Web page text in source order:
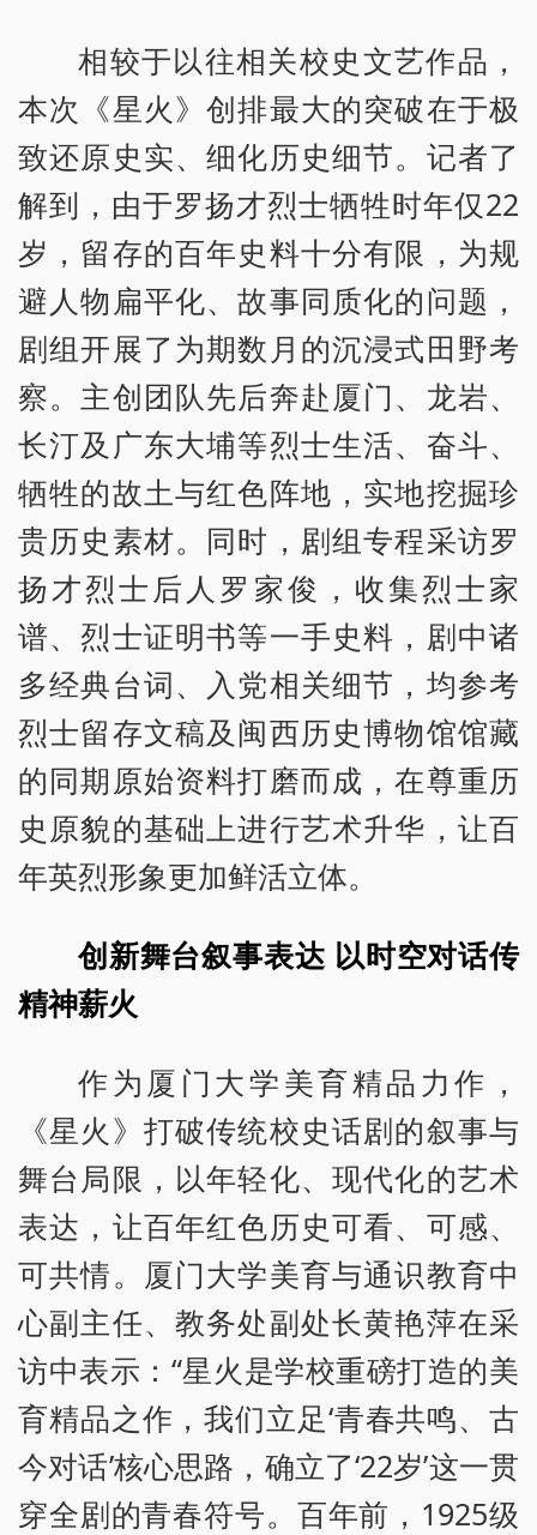
相较于以往相关校史文艺作品，
本次《星火》创排最大的突破在于极
致还原史实、细化历史细节。记者了
解到，由于罗扬才烈士牺牲时年仅22
岁，留存的百年史料十分有限，为规
避人物扁平化、故事同质化的问题，
剧组开展了为期数月的沉浸式田野考
察。主创团队先后奔赴厦门、龙岩、
长汀及广东大埔等烈士生活、奋斗、
牺牲的故土与红色阵地，实地挖掘珍
贵历史素材。同时，剧组专程采访罗
扬才烈士后人罗家俊，收集烈士家
谱、烈士证明书等一手史料，剧中诸
多经典台词、入党相关细节，均参考
烈士留存文稿及闽西历史博物馆馆藏
的同期原始资料打磨而成，在尊重历
史原貌的基础上进行艺术升华，让百
年英烈形象更加鲜活立体。
创新舞台叙事表达 以时空对话传
精神薪火
作为厦门大学美育精品力作，
《星火》打破传统校史话剧的叙事与
舞台局限，以年轻化、现代化的艺术
表达，让百年红色历史可看、可感、
可共情。厦门大学美育与通识教育中
心副主任、教务处副处长黄艳萍在采
访中表示：“星火是学校重磅打造的美
育精品之作，我们立足‘青春共鸣、古
今对话’核心思路，确立了‘22岁’这一贯
穿全剧的青春符号。百年前，1925级